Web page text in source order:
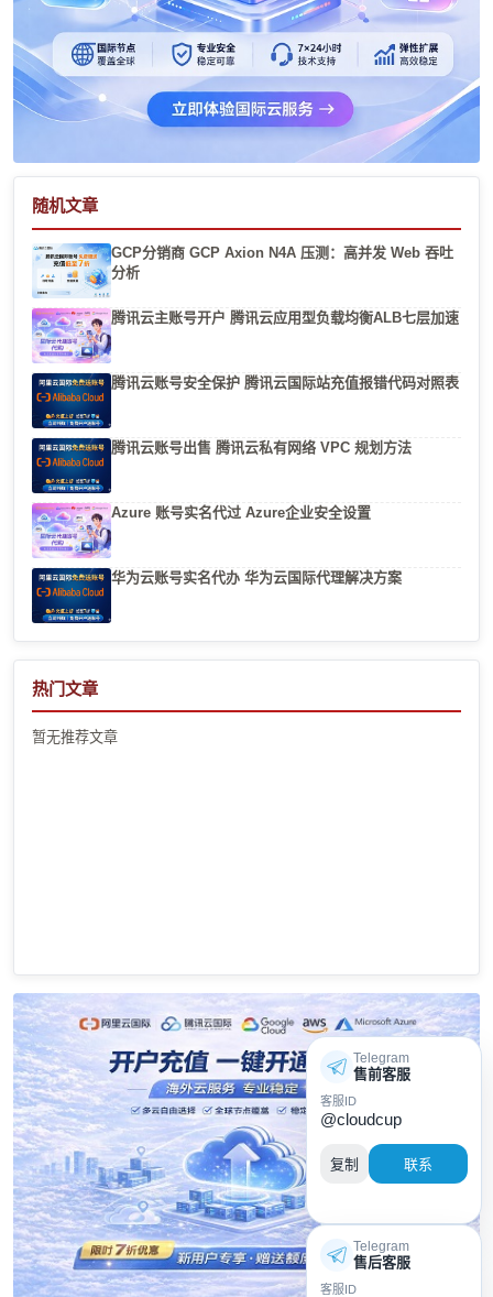
随机文章
GCP分销商 GCP Axion N4A 压测：高并发 Web 吞吐
分析
腾讯云主账号开户 腾讯云应用型负载均衡ALB七层加速
腾讯云账号安全保护 腾讯云国际站充值报错代码对照表
腾讯云账号出售 腾讯云私有网络 VPC 规划方法
Azure 账号实名代过 Azure企业安全设置
华为云账号实名代办 华为云国际代理解决方案
热门文章
暂无推荐文章
Telegram
售前客服
客服ID
@cloudcup
复制 联系
Telegram
售后客服
客服ID